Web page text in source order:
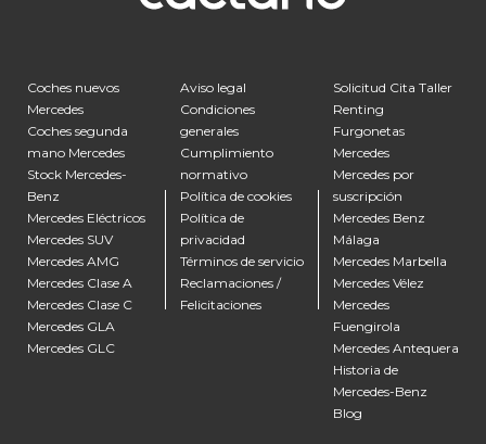
Coches nuevos
Mercedes
Coches segunda
mano Mercedes
Stock Mercedes-
Benz
Mercedes Eléctricos
Mercedes SUV
Mercedes AMG
Mercedes Clase A
Mercedes Clase C
Mercedes GLA
Mercedes GLC
Aviso legal
Condiciones
generales
Cumplimiento
normativo
Política de cookies
Política de
privacidad
Términos de servicio
Reclamaciones /
Felicitaciones
Solicitud Cita Taller
Renting
Furgonetas
Mercedes
Mercedes por
suscripción
Mercedes Benz
Málaga
Mercedes Marbella
Mercedes Vélez
Mercedes
Fuengirola
Mercedes Antequera
Historia de
Mercedes-Benz
Blog